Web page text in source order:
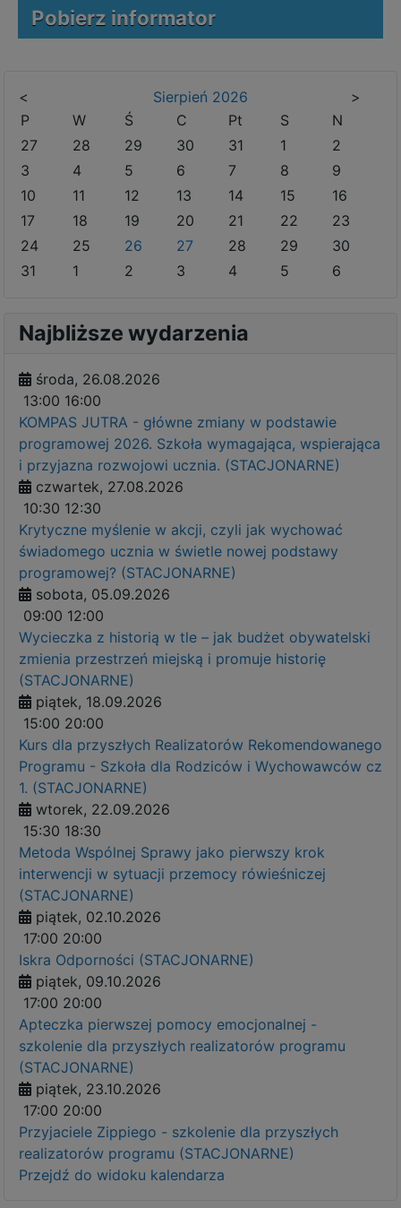
Pobierz informator
< Sierpień 2026
>
P
W Ś C Pt S
N
27
28 29 30 31 1
2
3
4 5 6 7 8
9
10
11 12 13 14 15
16
17
18 19 20 21 22
23
24
25 26 27 28 29
30
31
1 2 3 4 5 6
Najbliższe wydarzenia
środa, 26.08.2026
13:00 16:00
KOMPAS JUTRA - główne zmiany w podstawie
programowej 2026. Szkoła wymagająca, wspierająca
i przyjazna rozwojowi ucznia. (STACJONARNE)
czwartek, 27.08.2026
10:30 12:30
Krytyczne myślenie w akcji, czyli jak wychować
świadomego ucznia w świetle nowej podstawy
programowej? (STACJONARNE)
sobota, 05.09.2026
09:00 12:00
Wycieczka z historią w tle – jak budżet obywatelski
zmienia przestrzeń miejską i promuje historię
(STACJONARNE)
piątek, 18.09.2026
15:00 20:00
Kurs dla przyszłych Realizatorów Rekomendowanego
Programu - Szkoła dla Rodziców i Wychowawców cz
1. (STACJONARNE)
wtorek, 22.09.2026
15:30 18:30
Metoda Wspólnej Sprawy jako pierwszy krok
interwencji w sytuacji przemocy rówieśniczej
(STACJONARNE)
piątek, 02.10.2026
17:00 20:00
Iskra Odporności (STACJONARNE)
piątek, 09.10.2026
17:00 20:00
Apteczka pierwszej pomocy emocjonalnej -
szkolenie dla przyszłych realizatorów programu
(STACJONARNE)
piątek, 23.10.2026
17:00 20:00
Przyjaciele Zippiego - szkolenie dla przyszłych
realizatorów programu (STACJONARNE)
Przejdź do widoku kalendarza